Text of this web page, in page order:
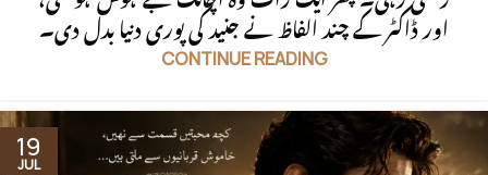
اور ڈاکٹر کے چند الفاظ نے جنید کی پوری دنیا بدل دی۔
CONTINUE READING
19
JUL